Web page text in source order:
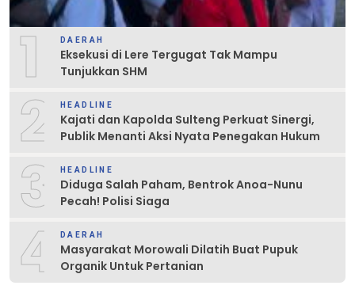
1 DAERAH
Eksekusi di Lere Tergugat Tak Mampu
Tunjukkan SHM
2 HEADLINE
Kajati dan Kapolda Sulteng Perkuat Sinergi,
Publik Menanti Aksi Nyata Penegakan Hukum
3 HEADLINE
Diduga Salah Paham, Bentrok Anoa-Nunu
Pecah! Polisi Siaga
4 DAERAH
Masyarakat Morowali Dilatih Buat Pupuk
Organik Untuk Pertanian